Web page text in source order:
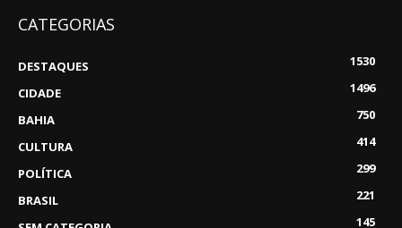
CATEGORIAS
DESTAQUES
1530
CIDADE
1496
BAHIA
750
CULTURA
414
POLÍTICA
299
BRASIL
221
145